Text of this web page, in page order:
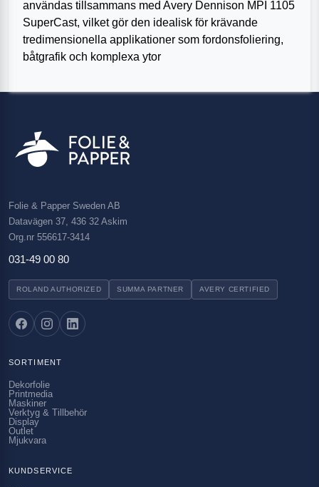
användas tillsammans med Avery Dennison MPI 1105
SuperCast, vilket gör den idealisk för krävande
tredimensionella applikationer som fordonsfoliering,
båtgrafik och komplexa ytor
Folie & Papper Sweden AB
Datavägen 37, 436 32 Askim
Org.nr 556617-3414
031-49 00 80
ROLAND AUTHORIZED SUMMA PARTNER AVERY CERTIFIED
SORTIMENT
Dekorfolie
Printmedia
Maskiner
Verktyg & Tillbehör
Display
Outlet
Mjukvara
KUNDSERVICE